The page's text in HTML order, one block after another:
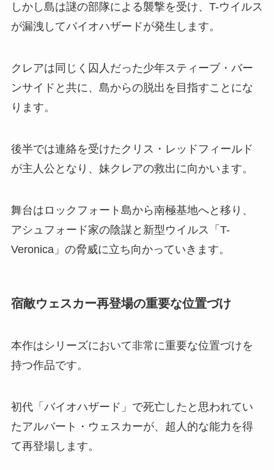
しかし島は謎の部隊による襲撃を受け、T-ウイルス
が漏洩してバイオハザードが発生します。
クレアは同じく囚人だった少年スティーブ・バー
ンサイドと共に、島からの脱出を目指すことにな
ります。
後半では連絡を受けたクリス・レッドフィールド
が主人公となり、妹クレアの救出に向かいます。
舞台はロックフォート島から南極基地へと移り、
アシュフォード家の陰謀と新型ウイルス「T-
Veronica」の脅威に立ち向かっていきます。
宿敵ウェスカー再登場の重要な位置づけ
本作はシリーズにおいて非常に重要な位置づけを
持つ作品です。
初代「バイオハザード」で死亡したと思われてい
たアルバート・ウェスカーが、超人的な能力を得
て再登場します。